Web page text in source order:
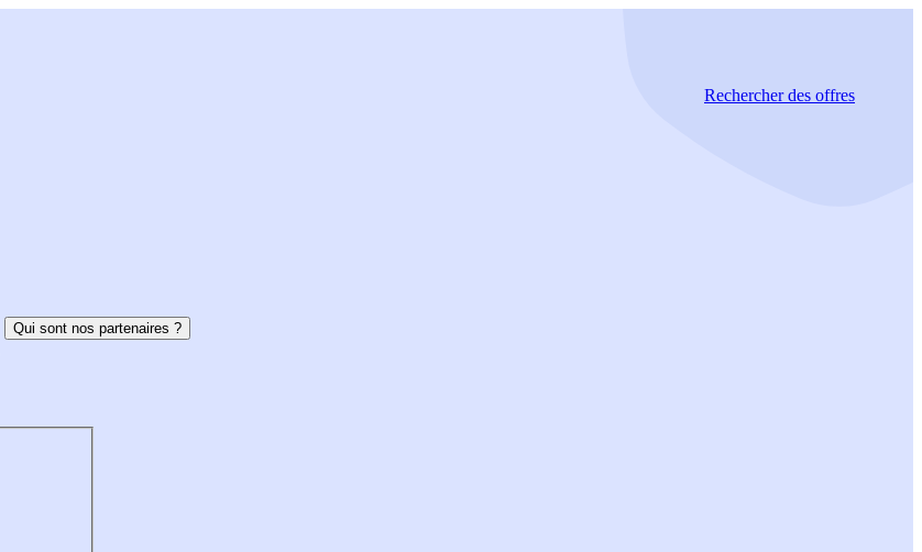
Rechercherdes offres
Qui sont nos partenaires ?